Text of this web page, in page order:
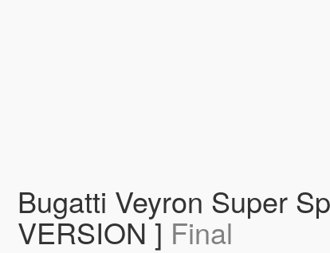
Bugatti Veyron Super
VERSION ] Final